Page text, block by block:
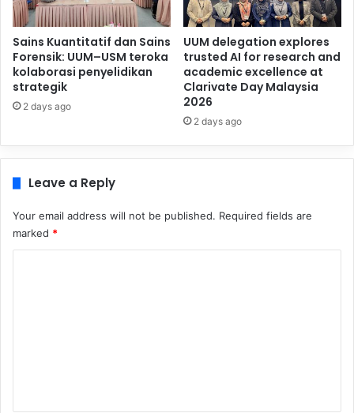
Sains Kuantitatif dan Sains
Forensik: UUM–USM teroka
kolaborasi penyelidikan
strategik
2 days ago
UUM delegation explores
trusted AI for research and
academic excellence at
Clarivate Day Malaysia
2026
2 days ago
Leave a Reply
Your email address will not be published. Required fields are
marked *